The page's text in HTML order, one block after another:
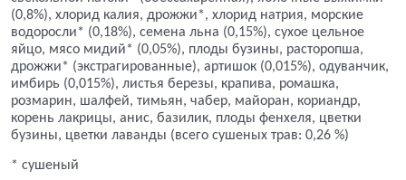
(0,8%), хлорид калия, дрожжи*, хлорид натрия, морские
водоросли* (0,18%), семена льна (0,15%), сухое цельное
яйцо, мясо мидий* (0,05%), плоды бузины, расторопша,
дрожжи* (экстрагированные), артишок (0,015%), одуванчик,
имбирь (0,015%), листья березы, крапива, ромашка,
розмарин, шалфей, тимьян, чабер, майоран, кориандр,
корень лакрицы, анис, базилик, плоды фенхеля, цветки
бузины, цветки лаванды (всего сушеных трав: 0,26 %)
* сушеный